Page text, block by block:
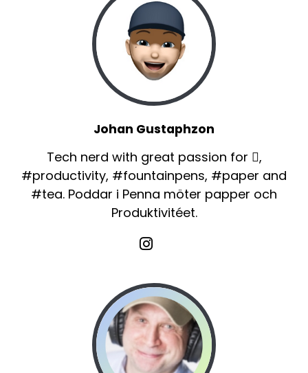
Johan Gustaphzon
Tech nerd with great passion for ,
#productivity, #fountainpens, #paper and
#tea. Poddar i Penna möter papper och
Produktivitéet.